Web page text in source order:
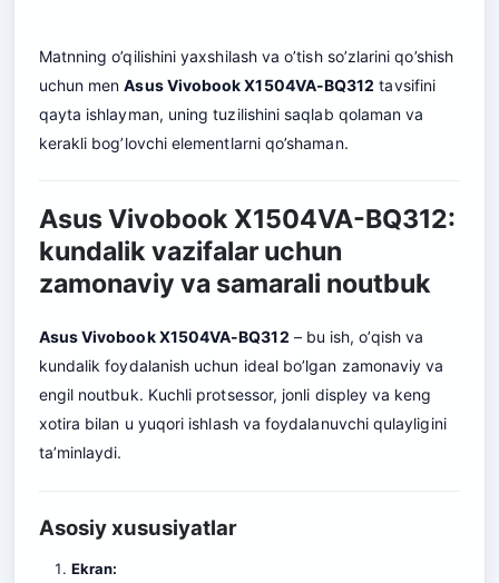
Matnning o’qilishini yaxshilash va o’tish so’zlarini qo’shish
uchun menAsus Vivobook X1504VA-BQ312 tavsifini
qayta ishlayman, uning tuzilishini saqlab qolaman va
kerakli bog’lovchi elementlarni qo’shaman.
Asus Vivobook X1504VA-BQ312:
kundalik vazifalar uchun
zamonaviy va samarali noutbuk
Asus Vivobook X1504VA-BQ312 – bu ish, o’qish va
kundalik foydalanish uchun ideal bo’lgan zamonaviy va
engil noutbuk. Kuchli protsessor, jonli displey va keng
xotira bilan u yuqori ishlash va foydalanuvchi qulayligini
ta’minlaydi.
Asosiy xususiyatlar
Ekran: